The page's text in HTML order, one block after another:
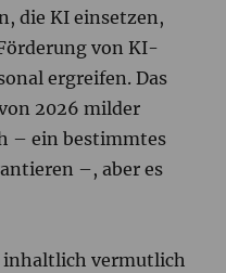
die KI einsetzen,
von KI-
ergreifen. Das
2026 milder
– ein bestimmtes
–, aber es
inhaltlich vermutlich